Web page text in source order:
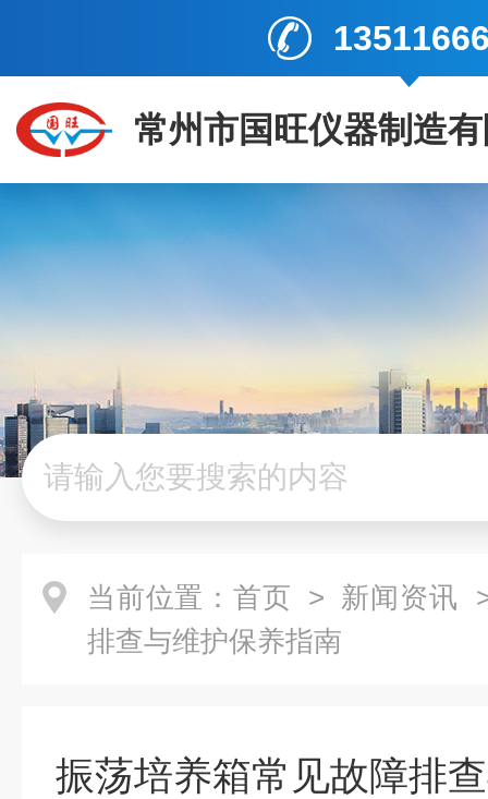
常州市国旺仪器制造
当前位置： 首页 > 新闻资讯
排查与维护保养指南
振荡培养箱常见故障排